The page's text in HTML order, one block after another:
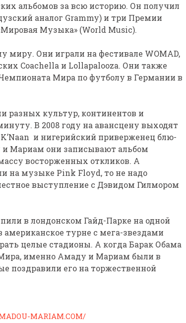
альбомов за всю историю. Он получил
аналог Grammy) и три Премии
Музыка» (World Music).
миру. Они играли на фестивале WOMAD,
Coachella и Lollapalooza. Они также
Мира по футболу в Германии в
разных культур, континентов и
В 2008 году на авансцену выходят
и нигерийский приверженец блю-
Мариам они записывают альбом
восторженных откликов. А
на музыке Pink Floyd, то не надо
выступление с Дэвидом Гилмором
в лондонском Гайд-Парке на одной
американское турне с мега-звездами
целые стадионы. А когда Барак Обама
именно Амаду и Мариам были в
поздравили его на торжественной
MARIAM.COM/